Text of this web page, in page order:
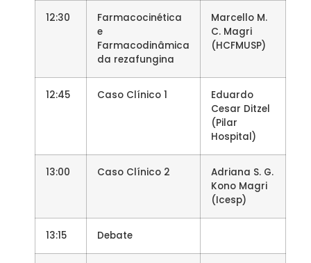
12:30
Farmacocinética
e
Farmacodinâmica
da rezafungina
Marcello M.
C. Magri
(HCFMUSP)
12:45 Caso Clínico 1
Eduardo
Cesar Ditzel
(Pilar
Hospital)
13:00 Caso Clínico 2
Adriana S. G.
Kono Magri
(Icesp)
13:15 Debate